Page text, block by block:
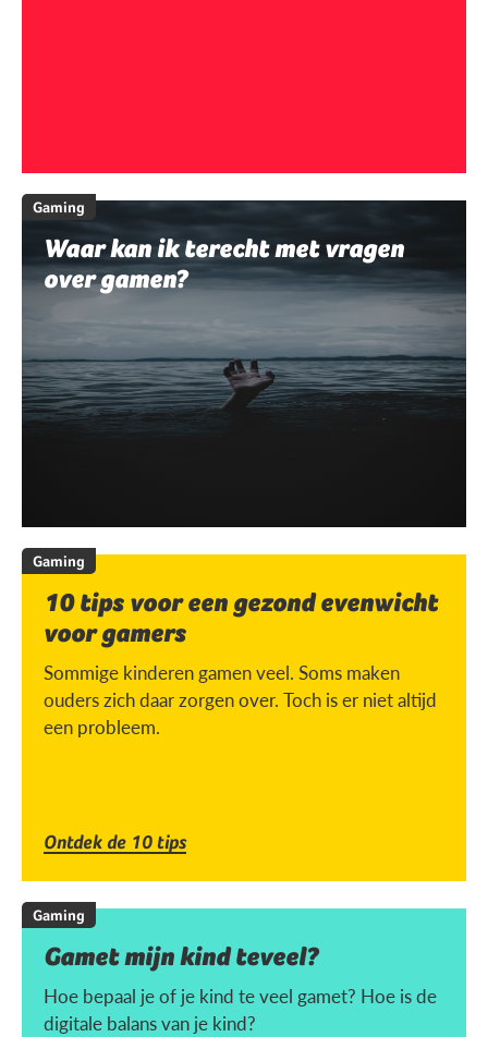
Gaming
Waar kan ik terecht met vragen
over gamen?
Gaming
10 tips voor een gezond evenwicht
voor gamers
Sommige kinderen gamen veel. Soms maken
ouders zich daar zorgen over. Toch is er niet altijd
een probleem.
Ontdek de 10 tips
Gaming
Gamet mijn kind teveel?
Hoe bepaal je of je kind te veel gamet? Hoe is de
digitale balans van je kind?